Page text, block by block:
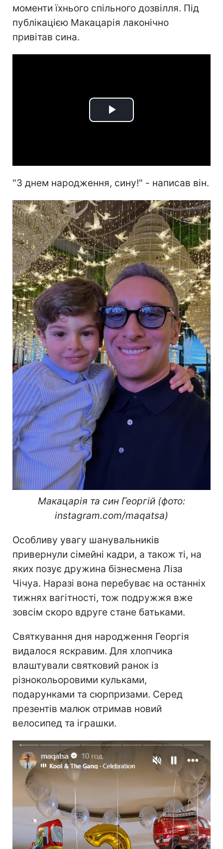
моменти їхнього спільного дозвілля. Під
публікацією Макацарія лаконічно
привітав сина.
Play
"З днем народження, сину!" - написав він.
Макацарія та син Георгій (фото:
instagram.com/maqatsa)
Особливу увагу шанувальників
привернули сімейні кадри, а також ті, на
яких позує дружина бізнесмена Ліза
Чічуа. Наразі вона перебуває на останніх
тижнях вагітності, тож подружжя вже
зовсім скоро вдруге стане батьками.
Святкування дня народження Георгія
видалося яскравим. Для хлопчика
влаштували святковий ранок із
різнокольоровими кульками,
подарунками та сюрпризами. Серед
презентів малюк отримав новий
велосипед та іграшки.